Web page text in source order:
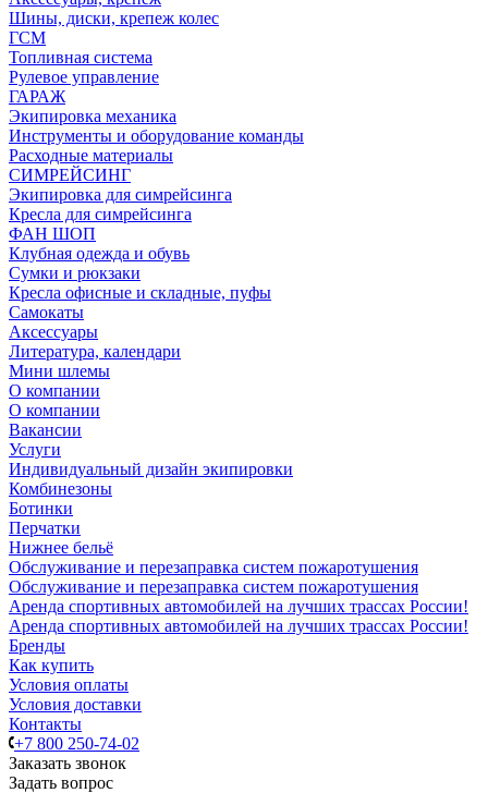
Шины, диски, крепеж колес
ГСМ
Топливная система
Рулевое управление
ГАРАЖ
Экипировка механика
Инструменты и оборудование команды
Расходные материалы
СИМРЕЙСИНГ
Экипировка для симрейсинга
Кресла для симрейсинга
ФАН ШОП
Клубная одежда и обувь
Сумки и рюкзаки
Кресла офисные и складные, пуфы
Самокаты
Аксессуары
Литература, календари
Мини шлемы
О компании
О компании
Вакансии
Услуги
Индивидуальный дизайн экипировки
Комбинезоны
Ботинки
Перчатки
Нижнее бельё
Обслуживание и перезаправка систем пожаротушения
Обслуживание и перезаправка систем пожаротушения
Аренда спортивных автомобилей на лучших трассах России!
Аренда спортивных автомобилей на лучших трассах России!
Бренды
Как купить
Условия оплаты
Условия доставки
Контакты
+7 800 250-74-02
Заказать звонок
Задать вопрос